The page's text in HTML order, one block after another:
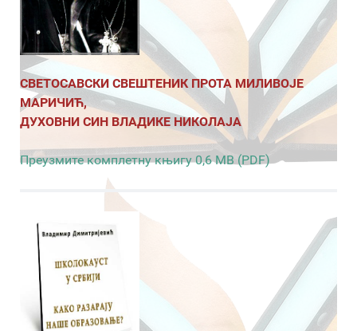
СВЕТОСАВСКИ СВЕШТЕНИК ПРОТА МИЛИВОЈЕ
МАРИЧИЋ,
ДУХОВНИ СИН ВЛАДИКЕ НИКОЛАЈА
Преузмите комплетну књигу 0,6 MB (PDF)